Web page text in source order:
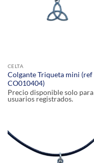
CELTA
Colgante Triqueta mini (ref
CO010404)
Precio disponible solo para
usuarios registrados.